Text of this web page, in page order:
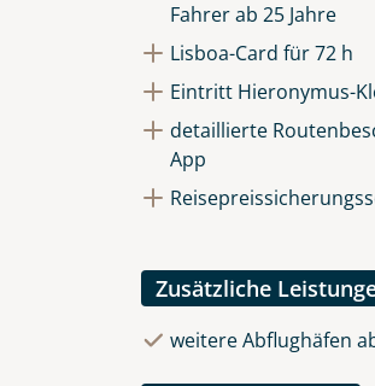
Fahrer ab 25 Jahre
Lisboa-Card für 72 h
Eintritt Hieronymus-
detaillierte
App
Zusätzliche
weitere Abflughäfen